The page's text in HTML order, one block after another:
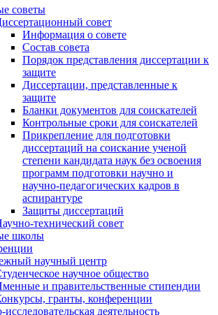
советы
совет
Информация о совете
Состав совета
Порядок представления диссертации к
защите
Диссертации, представленные к
защите
Бланки документов для соискателей
Контрольные сроки для соискателей
Прикрепление для подготовки
диссертаций на соискание ученой
степени кандидата наук без освоения
программ подготовки научно и
научно-педагогических кадров в
аспирантуре
Защиты диссертаций
технический совет
школы
научный центр
научное общество
и правительственные стипендии
гранты, конференции
деятельность